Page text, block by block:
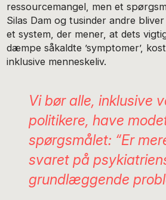
ressourcemangel, men et
Silas Dam og tusinder andre
et system, der mener, at dets
dæmpe såkaldte ’symptomer’,
inklusive menneskeliv.
Vi bør alle, inklusive
politikere, have
spørgsmålet: “Er
svaret på
grundlæggende